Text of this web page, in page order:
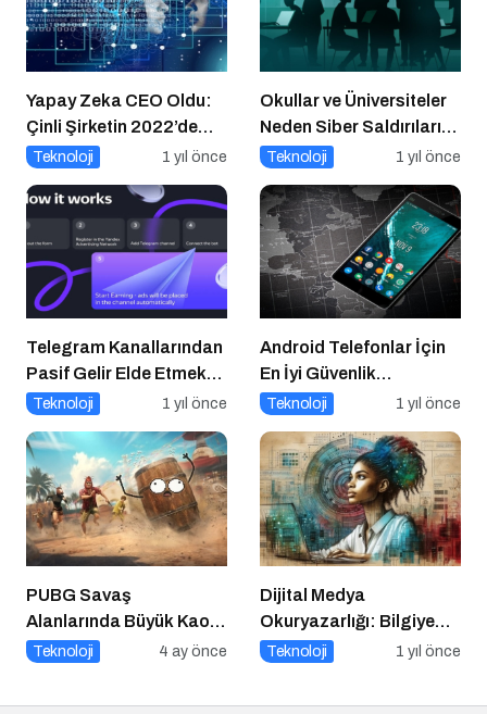
Yapay Zeka CEO Oldu:
Çinli Şirketin 2022’de
Attığı Adım Yeniden
Teknoloji 1 yıl önce
Okullar ve Üniversiteler
Neden Siber Saldırıların
Hedefinde?
Teknoloji 1 yıl önce
Telegram Kanallarından
Pasif Gelir Elde Etmek
Artık Mümkün
Teknoloji 1 yıl önce
Android Telefonlar İçin
En İyi Güvenlik
Uygulamaları
Teknoloji 1 yıl önce
PUBG Savaş
Alanlarında Büyük Kaos:
“Dekor Avı” Moduyla
Teknoloji 4 ay önce
Dijital Medya
Okuryazarlığı: Bilgiye
Erişimde Sorumluluk ve
Teknoloji 1 yıl önce